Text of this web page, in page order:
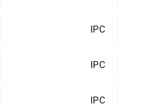
IPC
IPC
IPC